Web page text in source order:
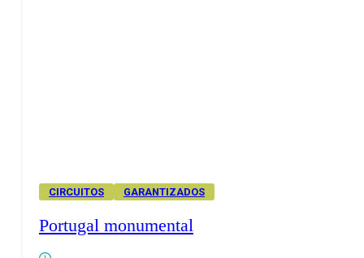
CIRCUITOS GARANTIZADOS
Portugal monumental